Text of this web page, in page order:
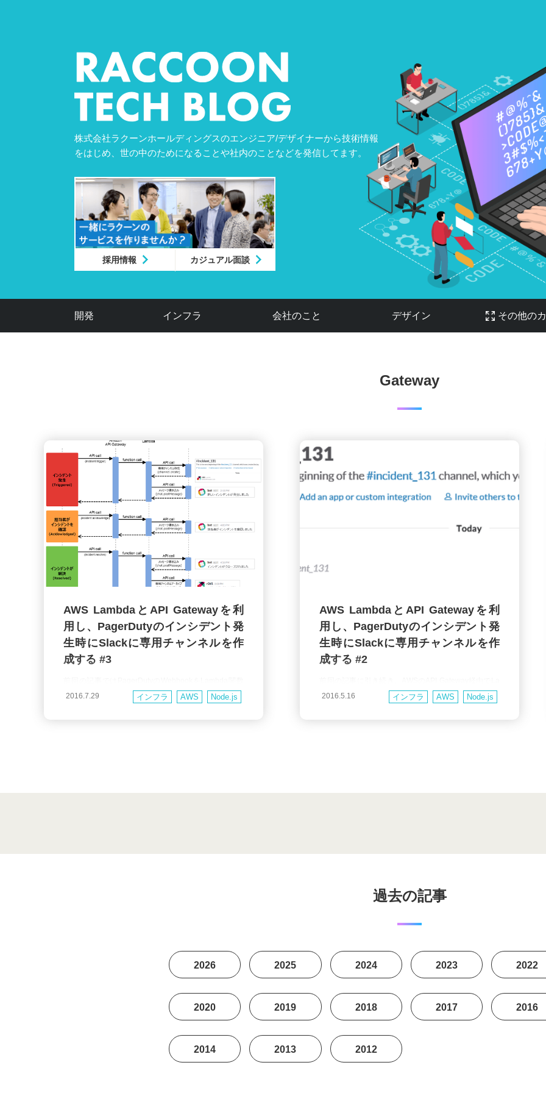
株式会社ラクーンホールディングスのエンジニア/デザイナーから技術情報
をはじめ、世の中のためになることや社内のことなどを発信してます。
採用情報 カジュアル面談
開発 インフラ 会社のこと デザイン その他の
Gateway
AWS LambdaとAPI Gatewayを利
用し、PagerDutyのインシデント発
生時にSlackに専用チャンネルを作
成する #3
で受け、SlackのIncident専用のチャンネルを作成して
メッセージをpostしたり、IncidentがResolvedになっ
2016.7.29 インフラ AWS Node.js
AWS LambdaとAPI Gatewayを利
用し、PagerDutyのインシデント発
生時にSlackに専用チャンネルを作
成する #2
mbdaファンクションを呼び出し、Slackの APIを叩い
て専用チャンネルを作成する手順を説明していきま
2016.5.16 インフラ AWS Node.js
過去の記事
2026 2025 2024 2023 2022
2020 2019 2018 2017 2016
2014 2013 2012